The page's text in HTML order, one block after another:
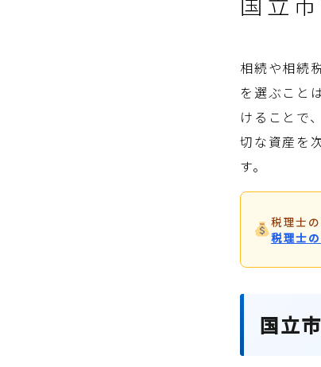
相続や相続
を選ぶこと
けることで
切な資産を
す。
税理士
税理士
国立